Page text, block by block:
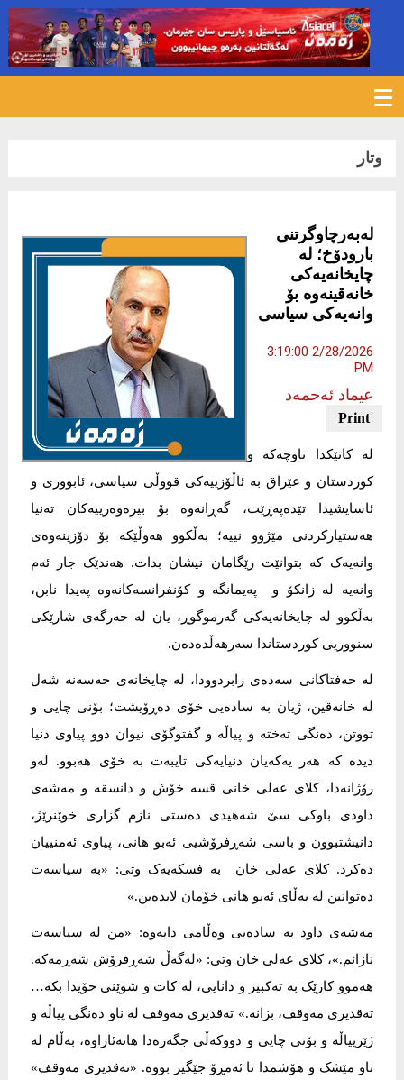
وتار
لەبەرچاوگرتنی
بارودۆخ؛ لە
چایخانەیەکی
خانەقینەوە بۆ
وانەیەکی سیاسی
2/28/2026 3:19:00
PM
عیماد ئه‌حمه‌د
لە کاتێکدا ناوچەکە و
کوردستان و عێراق بە ئاڵۆزییەکی قووڵی سیاسی، ئابووری و
ئاسایشیدا تێدەپەڕێت، گەڕانەوە بۆ بیرەوەرییەکان تەنیا
هەستیارکردنی مێژوو نییە؛ بەڵکوو هەوڵێکە بۆ دۆزینەوەی
وانەیەک کە بتوانێت رێگامان نیشان بدات. هەندێک جار ئەم
وانەیە لە زانکۆ و پەیمانگە و کۆنفرانسەکانەوە پەیدا نابن،
بەڵکوو لە چایخانەیەکی گەرموگوڕ، یان لە جەرگەی شارێکی
سنووریی کوردستاندا سەرهەڵدەدەن.
لە حەفتاکانی سەدەی رابردوودا، لە چایخانەی حەسەنە شەل
لە خانەقین، ژیان بە سادەیی خۆی دەڕۆیشت؛ بۆنی چایی و
تووتن، دەنگی تەختە و پیاڵە و گفتوگۆی نیوان دوو پیاوی دنیا
دیدە کە هەر یەکەیان دنیایەکی تایبەت بە خۆی هەبوو. لەو
رۆژانەدا، کلای عەلی خانی قسە خۆش و دانسقە و مەشەی
داودی باوکی سێ شەهیدی دەستی نازم گزاری خوێنرێژ،
دانیشتبوون و باسی شەڕفرۆشیی ئەبو هانی، پیاوی ئەمنییان
دەکرد. کلای عەلی خان بە فسکەیەک وتی: «بە سیاسەت
دەتوانین لە بەڵای ئەبو هانی خۆمان لابدەین.»
مەشەی داود بە سادەیی وەڵامی دایەوە: «من لە سیاسەت
نازانم.»، کلای عەلی خان وتی: «لەگەڵ شەڕفرۆش شەڕمەکە.
هەموو کارێک بە تەکبیر و دانایی، لە کات و شوێنی خۆیدا بکە…
تەقدیری مەوقف، بزانە.» تەقدیری مەوقف لە ناو دەنگی پیاڵە و
ژێرپیاڵە و بۆنی چایی و دووکەڵی جگەرەدا هاتەئاراوە، بەڵام لە
ناو مێشک و هۆشمدا تا ئەمڕۆ جێگیر بووە. «تەقدیری مەوقف»